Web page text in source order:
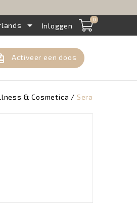
 Inloggen
0
Activeer een doos
& Cosmetica Sera